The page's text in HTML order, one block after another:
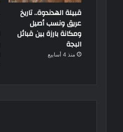
قبيلة الهدندوة.. تاريخ
عريق ونسب أصيل
ومكانة بارزة بين قبائل
البجة
منذ 4 أسابيع